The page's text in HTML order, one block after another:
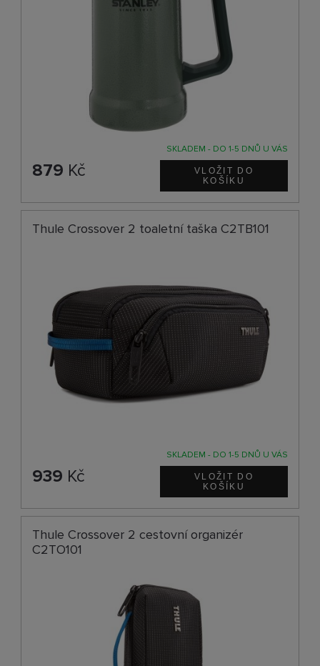
SKLADEM - DO 1-5 DNŮ U VÁS
879 Kč
Thule Crossover 2 toaletní taška C2TB101
SKLADEM - DO 1-5 DNŮ U VÁS
939 Kč
Thule Crossover 2 cestovní organizér
C2TO101